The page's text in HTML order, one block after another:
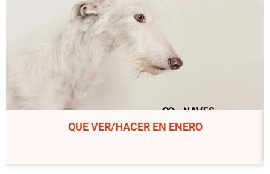
QUE VER/HACER EN ENERO